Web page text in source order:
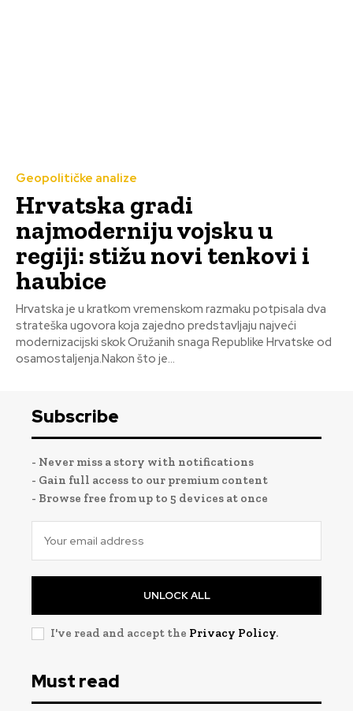
Geopolitičke analize
Hrvatska gradi
najmoderniju vojsku u
regiji: stižu novi tenkovi i
haubice
Hrvatska je u kratkom vremenskom razmaku potpisala dva
strateška ugovora koja zajedno predstavljaju najveći
modernizacijski skok Oružanih snaga Republike Hrvatske od
osamostaljenja.Nakon što je...
Subscribe
- Never miss a story with notifications
- Gain full access to our premium content
- Browse free from up to 5 devices at once
UNLOCK ALL
I've read and accept the Privacy Policy.
Must read